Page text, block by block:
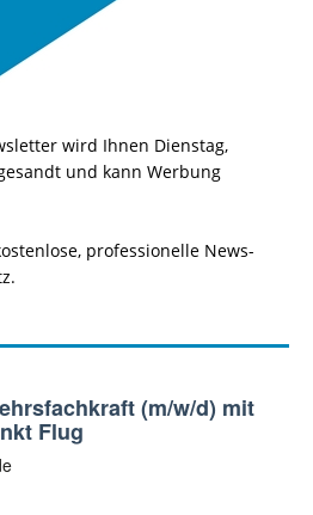
wird Ihnen Dienstag,
und kann Werbung
professionelle News-